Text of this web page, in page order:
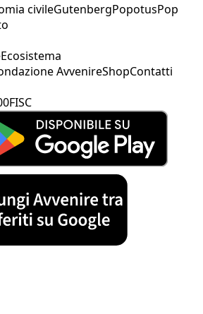
civileGutenbergPopotusPop
Ecosistema
AvvenireShopContatti
FISC